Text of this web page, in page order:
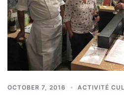
OCTOBER 7, 2016 ACTIVITÉ